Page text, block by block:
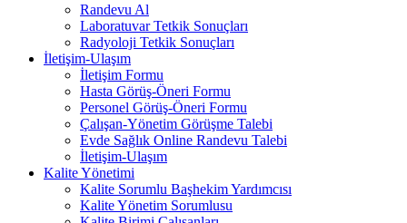
Randevu Al
Laboratuvar Tetkik Sonuçları
Radyoloji Tetkik Sonuçları
İletişim-Ulaşım
İletişim Formu
Hasta Görüş-Öneri Formu
Personel Görüş-Öneri Formu
Çalışan-Yönetim Görüşme Talebi
Evde Sağlık Online Randevu Talebi
İletişim-Ulaşım
Kalite Yönetimi
Kalite Sorumlu Başhekim Yardımcısı
Kalite Yönetim Sorumlusu